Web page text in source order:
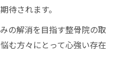
待されます。
の解消を目指す整骨院の取
む方々にとって心強い存在